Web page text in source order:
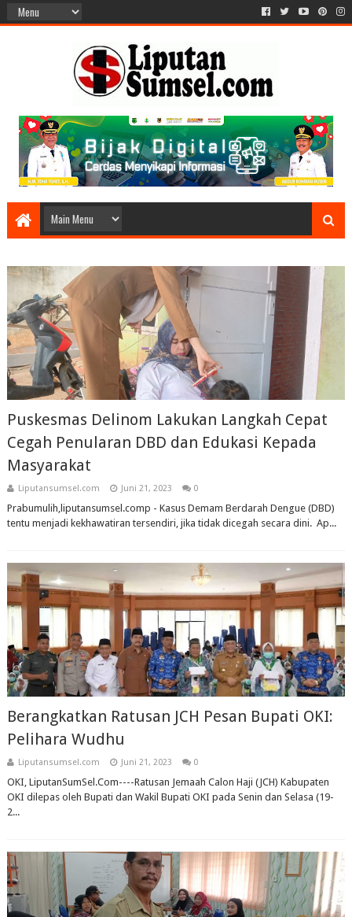
Puskesmas Delinom Lakukan Langkah Cepat
Cegah Penularan DBD dan Edukasi Kepada
Masyarakat
Liputansumsel.com Juni 21, 2023 0
Prabumulih,liputansumsel.comp - Kasus Demam Berdarah Dengue (DBD)
tentu menjadi kekhawatiran tersendiri, jika tidak dicegah secara dini. Ap...
Berangkatkan Ratusan JCH Pesan Bupati OKI:
Pelihara Wudhu
Liputansumsel.com Juni 21, 2023 0
OKI, LiputanSumSel.Com----Ratusan Jemaah Calon Haji (JCH) Kabupaten
OKI dilepas oleh Bupati dan Wakil Bupati OKI pada Senin dan Selasa (19-
2...